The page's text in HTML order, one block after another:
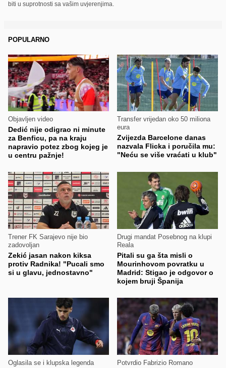
biti u suprotnosti sa vašim uvjerenjima.
POPULARNO
Objavljen video
Dedić nije odigrao ni minute
za Benficu, pa na kraju
napravio potez zbog kojeg je
u centru pažnje!
Transfer vrijedan oko 50 miliona
eura
Zvijezda Barcelone danas
nazvala Flicka i poručila mu:
"Neću se više vraćati u klub"
Trener FK Sarajevo nije bio
zadovoljan
Zekić jasan nakon kiksa
protiv Radnika! "Pucali smo
si u glavu, jednostavno"
Drugi mandat Posebnog na klupi
Reala
Pitali su ga šta misli o
Mourinhovom povratku u
Madrid: Stigao je odgovor o
kojem bruji Španija
Oglasila se i klupska legenda Potvrdio Fabrizio Romano